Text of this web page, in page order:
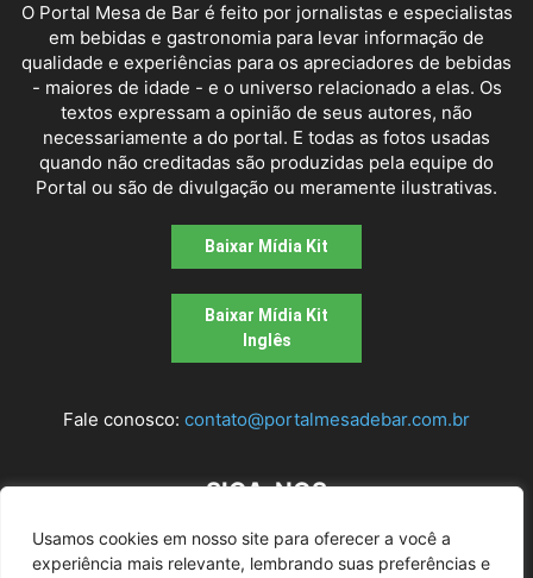
Usamos cookies em nosso site para oferecer a você a
experiência mais relevante, lembrando suas preferências e
O Portal Mesa de Bar é feito por jornalistas e especialistas
em bebidas e gastronomia para levar informação de
qualidade e experiências para os apreciadores de bebidas
- maiores de idade - e o universo relacionado a elas. Os
textos expressam a opinião de seus autores, não
necessariamente a do portal. E todas as fotos usadas
quando não creditadas são produzidas pela equipe do
Portal ou são de divulgação ou meramente ilustrativas.
Baixar Mídia Kit
Baixar Mídia Kit
Inglês
Fale conosco: contato@portalmesadebar.com.br
SIGA-NOS